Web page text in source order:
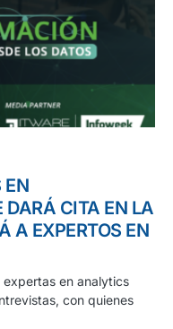
EN
DARÁ CITA EN LA
A EXPERTOS EN
en analytics
con quienes